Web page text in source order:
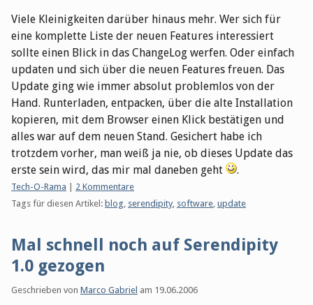
Viele Kleinigkeiten darüber hinaus mehr. Wer sich für
eine komplette Liste der neuen Features interessiert
sollte einen Blick in das ChangeLog werfen. Oder einfach
updaten und sich über die neuen Features freuen. Das
Update ging wie immer absolut problemlos von der
Hand. Runterladen, entpacken, über die alte Installation
kopieren, mit dem Browser einen Klick bestätigen und
alles war auf dem neuen Stand. Gesichert habe ich
trotzdem vorher, man weiß ja nie, ob dieses Update das
erste sein wird, das mir mal daneben geht
.
Kategorien:
Tech-O-Rama
2 Kommentare
Tags für diesen Artikel: blog, serendipity, software, update
Mal schnell noch auf Serendipity
1.0 gezogen
Geschrieben von Marco Gabriel am 19.06.2006